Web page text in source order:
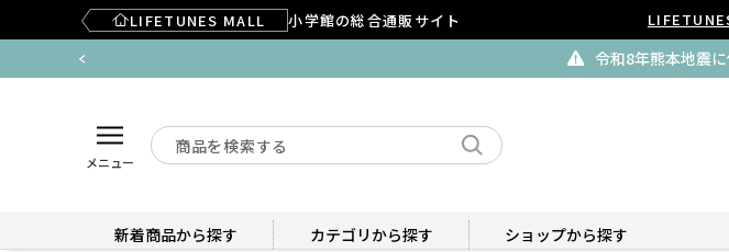
LIFETUNES MALL 小学館の総合通販サイト
令和8年熊本地震
メニュー
新着商品から探す カテゴリから探す ショップから探す